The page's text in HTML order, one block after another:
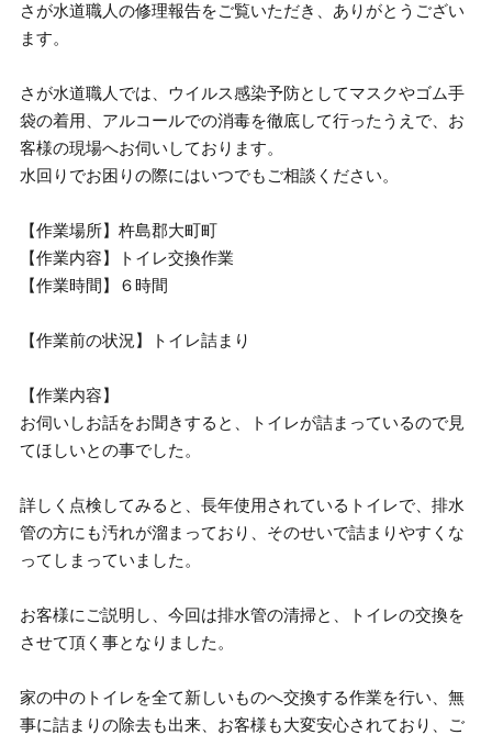
さが水道職人の修理報告をご覧いただき、ありがとうござい
ます。
さが水道職人では、ウイルス感染予防としてマスクやゴム手
袋の着用、アルコールでの消毒を徹底して行ったうえで、お
客様の現場へお伺いしております。
水回りでお困りの際にはいつでもご相談ください。
【作業場所】杵島郡大町町
【作業内容】トイレ交換作業
【作業時間】６時間
【作業前の状況】トイレ詰まり
【作業内容】
お伺いしお話をお聞きすると、トイレが詰まっているので見
てほしいとの事でした。
詳しく点検してみると、長年使用されているトイレで、排水
管の方にも汚れが溜まっており、そのせいで詰まりやすくな
ってしまっていました。
お客様にご説明し、今回は排水管の清掃と、トイレの交換を
させて頂く事となりました。
家の中のトイレを全て新しいものへ交換する作業を行い、無
事に詰まりの除去も出来、お客様も大変安心されており、ご